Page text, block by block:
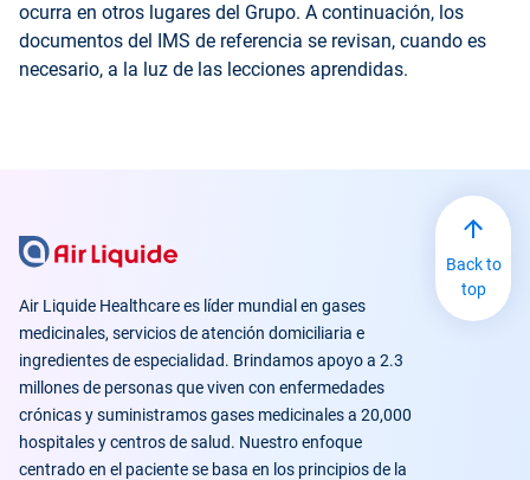
ocurra en otros lugares del Grupo. A continuación, los
documentos del IMS de referencia se revisan, cuando es
necesario, a la luz de las lecciones aprendidas.
Air Liquide Healthcare es líder mundial en gases
medicinales, servicios de atención domiciliaria e
ingredientes de especialidad. Brindamos apoyo a 2.3
millones de personas que viven con enfermedades
crónicas y suministramos gases medicinales a 20,000
hospitales y centros de salud. Nuestro enfoque
centrado en el paciente se basa en los principios de la
Back to
top